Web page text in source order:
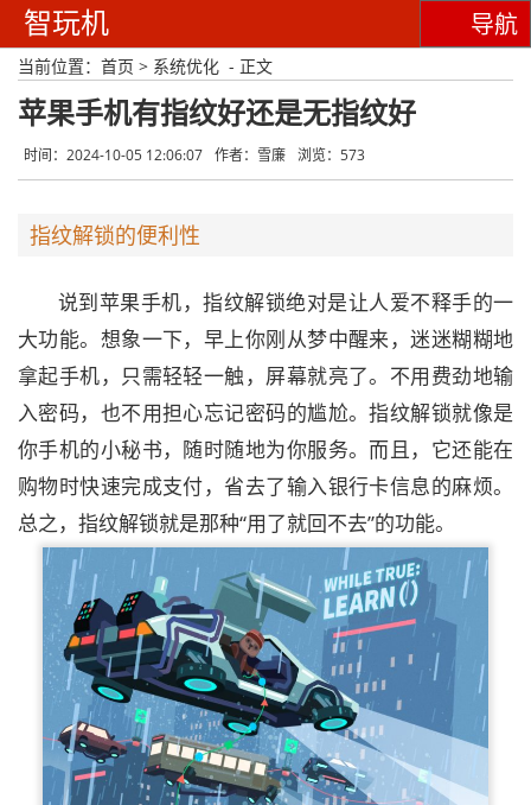
智玩机 导航
当前位置： 首页 > 系统优化 - 正文
苹果手机有指纹好还是无指纹好
时间：2024-10-05 12:06:07 作者：雪廉 浏览：573
指纹解锁的便利性
说到苹果手机，指纹解锁绝对是让人爱不释手的一
大功能。想象一下，早上你刚从梦中醒来，迷迷糊糊地
拿起手机，只需轻轻一触，屏幕就亮了。不用费劲地输
入密码，也不用担心忘记密码的尴尬。指纹解锁就像是
你手机的小秘书，随时随地为你服务。而且，它还能在
购物时快速完成支付，省去了输入银行卡信息的麻烦。
总之，指纹解锁就是那种“用了就回不去”的功能。